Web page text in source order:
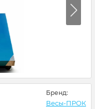
Бренд:
Весы-ПРОК